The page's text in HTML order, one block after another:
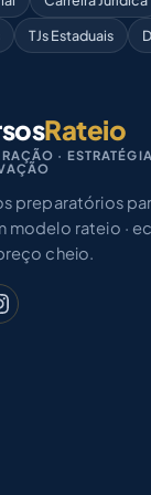
TJs Estaduais
Rateio
· ESTRATÉGIA
preparatórios
modelo rateio ·
cheio.